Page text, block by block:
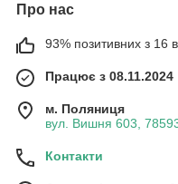
Про нас
93% позитивних з 16
Працює з 08.11.2024
м. Поляниця
вул. Вишня 603,
Контакти